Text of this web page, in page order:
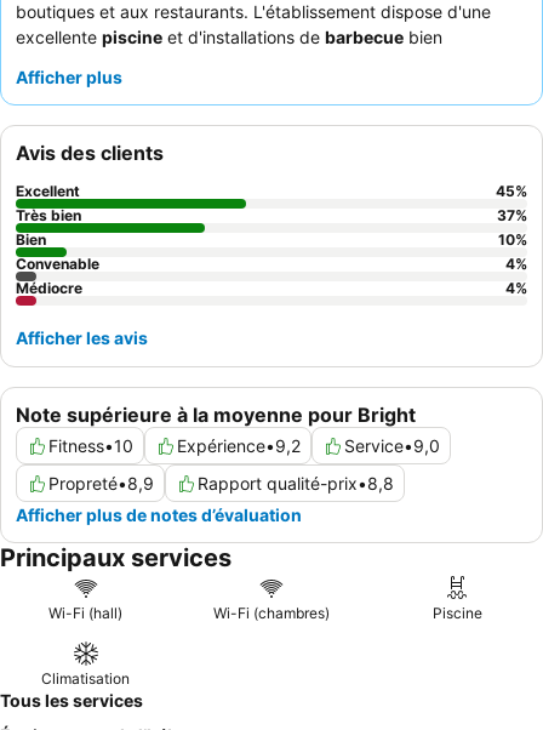
boutiques et aux restaurants. L'établissement dispose d'une
excellente piscine et d'installations de barbecue bien
divertissements en famille. Les clients ne tarissent pas d'éloges
gentillesse et leur serviabilité. Pour une expérience plus calme, il
est conseillé de demander une chambre donnant sur le jardin.
Afficher plus
Note supérieure à la moyenne pour Bright
Fitness•10 Expérience•9,2 Service•9,0
Propreté•8,9 Rapport qualité-prix•8,8
Afficher plus de notes d’évaluation
Avis des clients
Excellent 45%
Très bien
37%
Bien
10%
Convenable
4%
Médiocre
4%
Afficher les avis
Principaux services
Wi-Fi (hall) Wi-Fi (chambres) Piscine
Climatisation
Tous les services